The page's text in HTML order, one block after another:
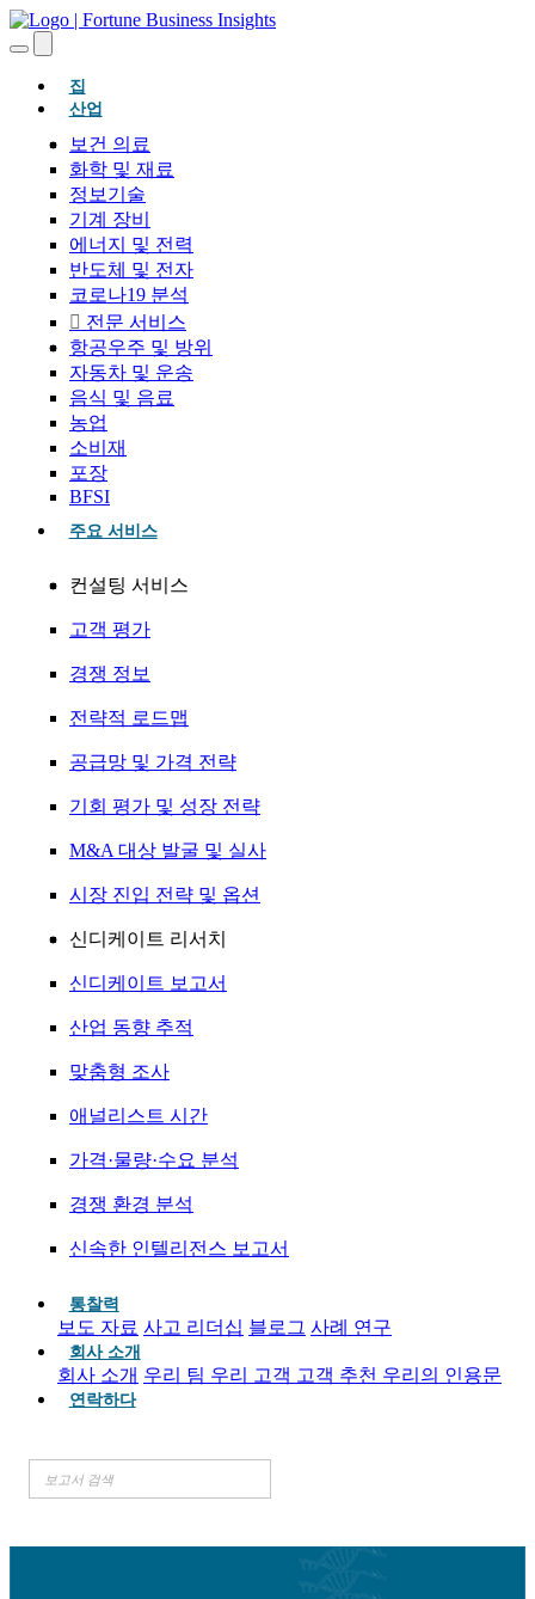
집(현재의)
산업
보건 의료
화학 및 재료
정보기술
기계 장비
에너지 및 전력
반도체 및 전자
코로나19 분석
전문 서비스
항공우주 및 방위
자동차 및 운송
음식 및 음료
농업
소비재
포장
BFSI
주요 서비스
컨설팅 서비스
고객 평가
경쟁 정보
전략적 로드맵
공급망 및 가격 전략
기회 평가 및 성장 전략
M&A 대상 발굴 및 실사
시장 진입 전략 및 옵션
신디케이트 리서치
신디케이트 보고서
산업 동향 추적
맞춤형 조사
애널리스트 시간
가격·물량·수요 분석
경쟁 환경 분석
신속한 인텔리전스 보고서
통찰력
보도 자료 사고 리더십 블로그 사례 연구
회사 소개
회사 소개 우리 팀 우리 고객 고객 추천 우리의 인용문
연락하다